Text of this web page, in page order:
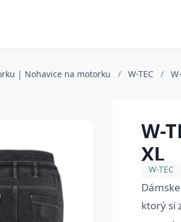
| Nohavice na motorku / W-TEC /
W-
XL
W-TEC
ktorý si